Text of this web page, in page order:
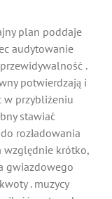
plan poddaje
audytowanie
.
potwierdzają i
w przybliżeniu
stawiać
rozładowania
względnie krótko,
gwiazdowego
. muzycy